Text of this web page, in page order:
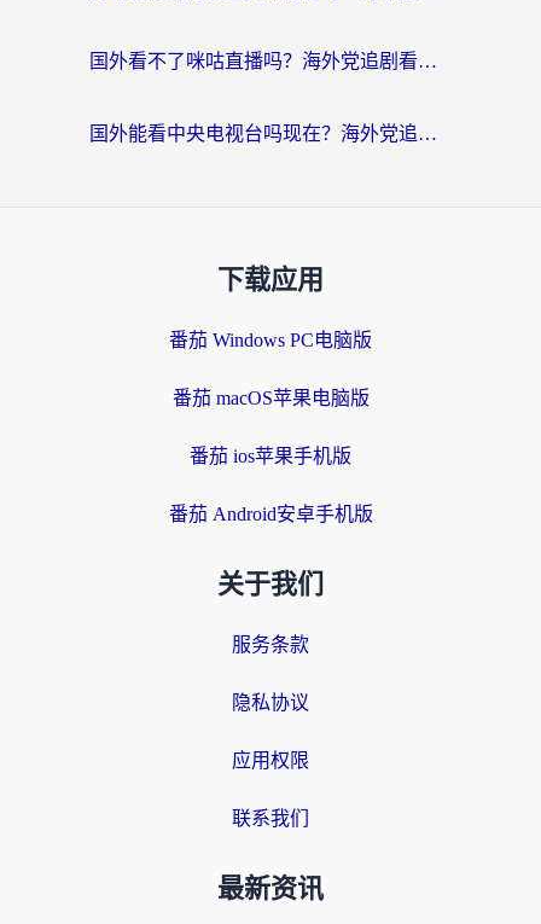
国外看不了咪咕直播吗？海外党追剧看片的加速器选择指南
国外能看中央电视台吗现在？海外党追剧看央视的实用指南
下载应用
番茄 Windows PC电脑版
番茄 macOS苹果电脑版
番茄 ios苹果手机版
番茄 Android安卓手机版
关于我们
服务条款
隐私协议
应用权限
联系我们
最新资讯